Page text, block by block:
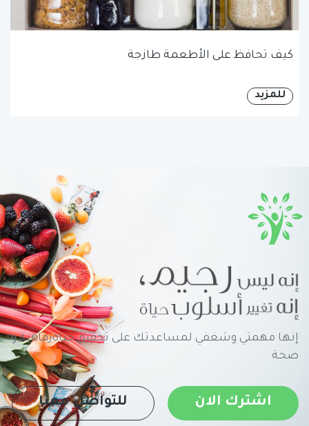
كيف تحافظ على الأطعمة طازجة
للمزيد
إنها مهمتي وشغفي لمساعدتك على تحقيق حياةرفاهية و
صحة
اشترك الان للتواصل معنا